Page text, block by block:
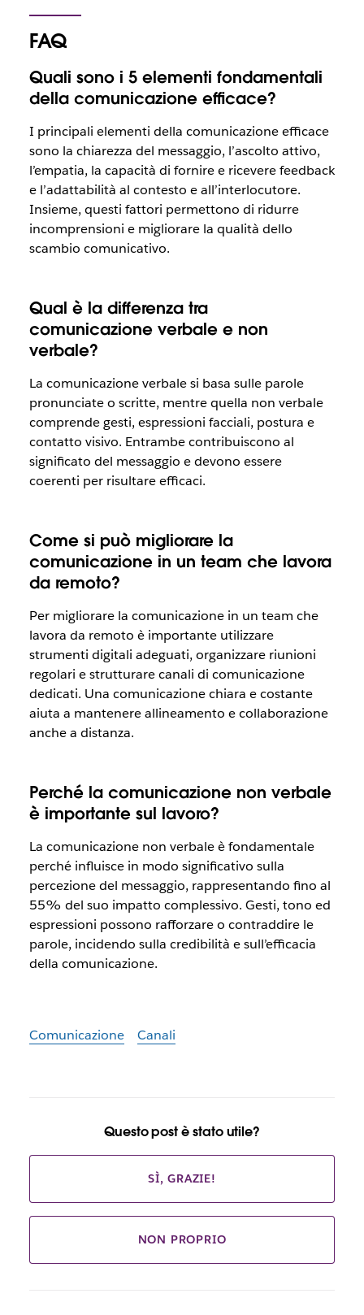
FAQ
Quali sono i 5 elementi fondamentali
della comunicazione efficace?
I principali elementi della comunicazione efficace
sono la chiarezza del messaggio, l’ascolto attivo,
l’empatia, la capacità di fornire e ricevere feedback
e l’adattabilità al contesto e all’interlocutore.
Insieme, questi fattori permettono di ridurre
incomprensioni e migliorare la qualità dello
scambio comunicativo.
Qual è la differenza tra
comunicazione verbale e non
verbale?
La comunicazione verbale si basa sulle parole
pronunciate o scritte, mentre quella non verbale
comprende gesti, espressioni facciali, postura e
contatto visivo. Entrambe contribuiscono al
significato del messaggio e devono essere
coerenti per risultare efficaci.
Come si può migliorare la
comunicazione in un team che lavora
da remoto?
Per migliorare la comunicazione in un team che
lavora da remoto è importante utilizzare
strumenti digitali adeguati, organizzare riunioni
regolari e strutturare canali di comunicazione
dedicati. Una comunicazione chiara e costante
aiuta a mantenere allineamento e collaborazione
anche a distanza.
Perché la comunicazione non verbale
è importante sul lavoro?
La comunicazione non verbale è fondamentale
perché influisce in modo significativo sulla
percezione del messaggio, rappresentando fino al
55% del suo impatto complessivo. Gesti, tono ed
espressioni possono rafforzare o contraddire le
parole, incidendo sulla credibilità e sull’efficacia
della comunicazione.
Comunicazione Canali
Questo post è stato utile?
SÌ, GRAZIE!
NON PROPRIO